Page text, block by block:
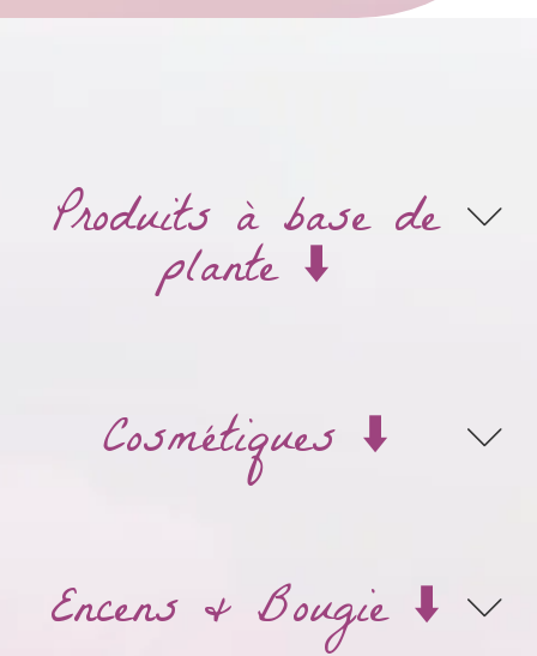
Produits à base de
plante ⬇️
Cosmétiques ⬇️
Encens & Bougie ⬇️